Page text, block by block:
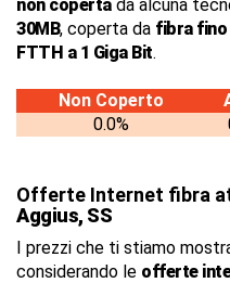
non copertada alcuna
30MB, coperta da fibra fino
FTTH a 1 Giga Bit.
Non Coperto
0.0%
Offerte Internet fibra
Aggius, SS
I prezzi che ti stiamo
considerando le offerte